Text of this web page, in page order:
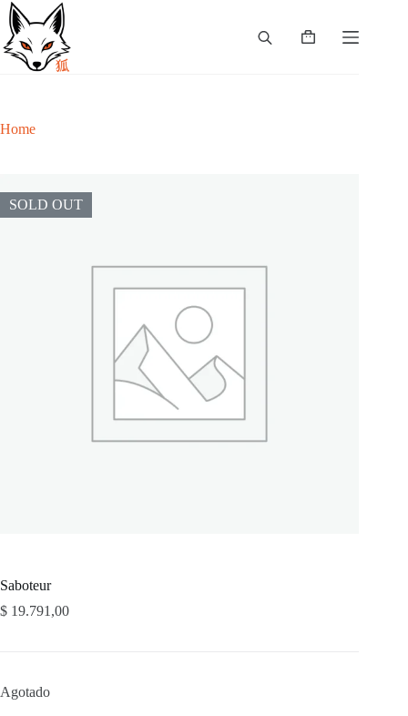
Skip
to
content
Shopping
Home
SOLD OUT
Saboteur
$ 19.791,00
Agotado